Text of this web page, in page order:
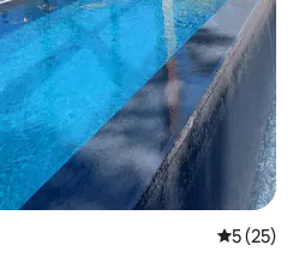
5 (25)